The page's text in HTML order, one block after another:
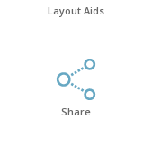
Layout Aids
Share